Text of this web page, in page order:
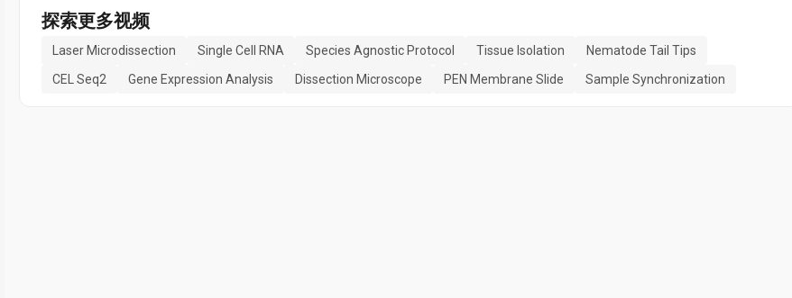
探索更多视频
Laser Microdissection Single Cell RNA Species Agnostic Protocol Tissue Isolation
Nematode Tail Tips
CEL Seq2
Gene Expression Analysis Dissection Microscope PEN Membrane Slide Sample Synchronization